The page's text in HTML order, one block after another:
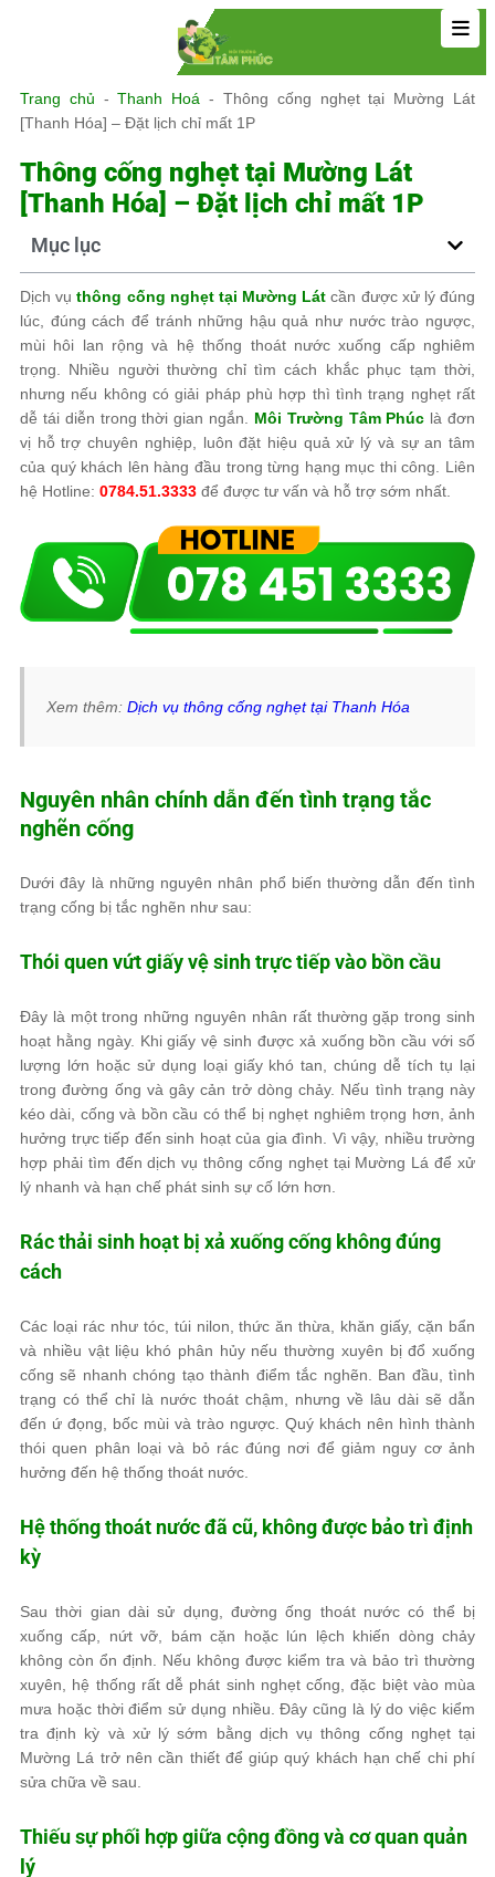
Trang chủ -Thanh Hoá - Thông cống nghẹt tại Mường Lát
[Thanh Hóa] – Đặt lịch chỉ mất 1P
Thông cống nghẹt tại Mường Lát
[Thanh Hóa] – Đặt lịch chỉ mất 1P
Mục lục
Dịch vụthông cống nghẹt tại Mường Lát cần được xử lý đúng
lúc, đúng cách để tránh những hậu quả như nước trào ngược,
mùi hôi lan rộng và hệ thống thoát nước xuống cấp nghiêm
trọng. Nhiều người thường chỉ tìm cách khắc phục tạm thời,
nhưng nếu không có giải pháp phù hợp thì tình trạng nghẹt rất
dễ tái diễn trong thời gian ngắn. Môi Trường Tâm Phúc là đơn
vị hỗ trợ chuyên nghiệp, luôn đặt hiệu quả xử lý và sự an tâm
của quý khách lên hàng đầu trong từng hạng mục thi công. Liên
hệ Hotline: 0784.51.3333 để được tư vấn và hỗ trợ sớm nhất.
Xem thêm: Dịch vụ thông cống nghẹt tại Thanh Hóa
Nguyên nhân chính dẫn đến tình trạng tắc
nghẽn cống
Dưới đây là những nguyên nhân phổ biến thường dẫn đến tình
trạng cống bị tắc nghẽn như sau:
Thói quen vứt giấy vệ sinh trực tiếp vào bồn cầu
Đây là một trong những nguyên nhân rất thường gặp trong sinh
hoạt hằng ngày. Khi giấy vệ sinh được xả xuống bồn cầu với số
lượng lớn hoặc sử dụng loại giấy khó tan, chúng dễ tích tụ lại
trong đường ống và gây cản trở dòng chảy. Nếu tình trạng này
kéo dài, cống và bồn cầu có thể bị nghẹt nghiêm trọng hơn, ảnh
hưởng trực tiếp đến sinh hoạt của gia đình. Vì vậy, nhiều trường
hợp phải tìm đến dịch vụ thông cống nghẹt tại Mường Lá để xử
lý nhanh và hạn chế phát sinh sự cố lớn hơn.
Rác thải sinh hoạt bị xả xuống cống không đúng
cách
Các loại rác như tóc, túi nilon, thức ăn thừa, khăn giấy, cặn bẩn
và nhiều vật liệu khó phân hủy nếu thường xuyên bị đổ xuống
cống sẽ nhanh chóng tạo thành điểm tắc nghẽn. Ban đầu, tình
trạng có thể chỉ là nước thoát chậm, nhưng về lâu dài sẽ dẫn
đến ứ đọng, bốc mùi và trào ngược. Quý khách nên hình thành
thói quen phân loại và bỏ rác đúng nơi để giảm nguy cơ ảnh
hưởng đến hệ thống thoát nước.
Hệ thống thoát nước đã cũ, không được bảo trì định
kỳ
Sau thời gian dài sử dụng, đường ống thoát nước có thể bị
xuống cấp, nứt vỡ, bám cặn hoặc lún lệch khiến dòng chảy
không còn ổn định. Nếu không được kiểm tra và bảo trì thường
xuyên, hệ thống rất dễ phát sinh nghẹt cống, đặc biệt vào mùa
mưa hoặc thời điểm sử dụng nhiều. Đây cũng là lý do việc kiểm
tra định kỳ và xử lý sớm bằng dịch vụ thông cống nghẹt tại
Mường Lá trở nên cần thiết để giúp quý khách hạn chế chi phí
sửa chữa về sau.
Thiếu sự phối hợp giữa cộng đồng và cơ quan quản
lý